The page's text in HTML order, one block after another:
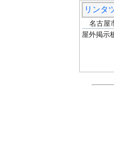
リンタ
名古屋
屋外掲示